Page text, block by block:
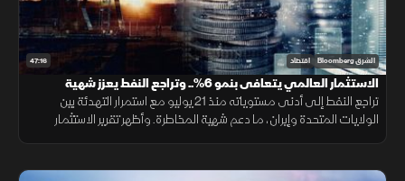
47:16 الشرق Bloomberg اقتصاد
الاستثمار العالمي يتعافى بنمو 6%.. وتراجع النفط يعزز شهية
المخاطرة
تراجع النفط إلى أدنى مستوياته منذ 21 يوليو مع استمرار التهدئة بين
الولايات المتحدة وإيران، ما دعم شهية المخاطرة. وأظهر تقرير الاستثمار